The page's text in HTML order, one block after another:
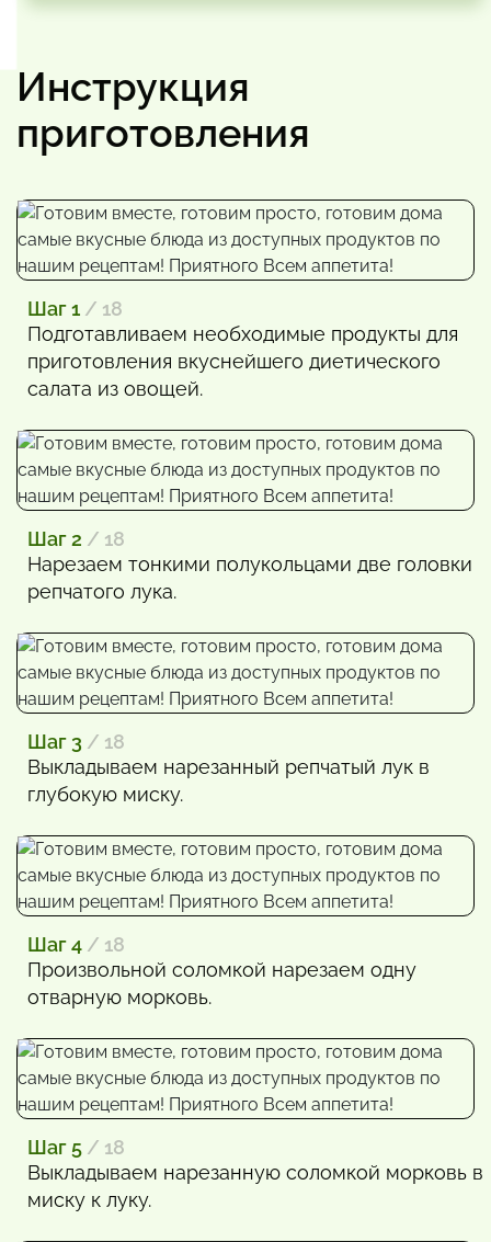
Инструкция
приготовления
Шаг 1 / 18
Подготавливаем необходимые продукты для
приготовления вкуснейшего диетического
салата из овощей.
Шаг 2 / 18
Нарезаем тонкими полукольцами две головки
репчатого лука.
Шаг 3 / 18
Выкладываем нарезанный репчатый лук в
глубокую миску.
Шаг 4 / 18
Произвольной соломкой нарезаем одну
отварную морковь.
Шаг 5 / 18
Выкладываем нарезанную соломкой морковь в
миску к луку.